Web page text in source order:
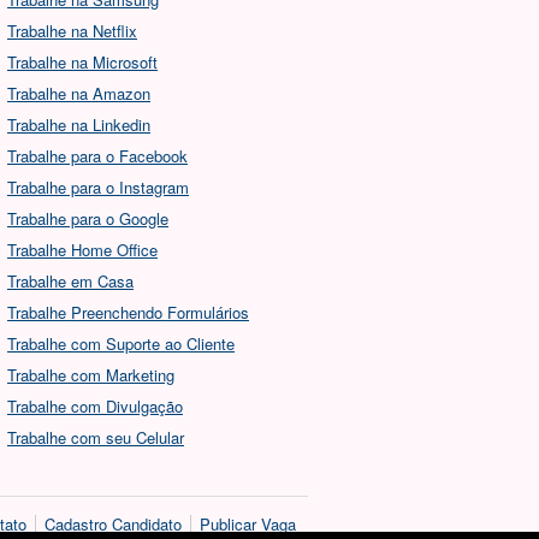
Trabalhe na Netflix
Trabalhe na Microsoft
Trabalhe na Amazon
Trabalhe na Linkedin
Trabalhe para o Facebook
Trabalhe para o Instagram
Trabalhe para o Google
Trabalhe Home Office
Trabalhe em Casa
Trabalhe Preenchendo Formulários
Trabalhe com Suporte ao Cliente
Trabalhe com Marketing
Trabalhe com Divulgação
Trabalhe com seu Celular
Cadastro Candidato Publicar Vaga